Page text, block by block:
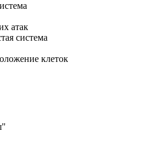
атак
система
клеток